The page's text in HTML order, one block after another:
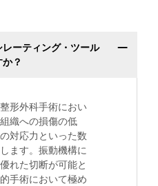
ーティング・ツール
？
形外科手術におい
織への損傷の低
対応力といった数
ます。振動機構に
れた切断が可能と
手術において極め